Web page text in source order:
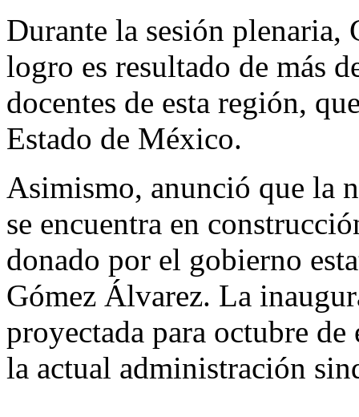
Durante la sesión plenaria,
logro es resultado de más
docentes de esta región,
Estado de México.
Asimismo, anunció que la
se encuentra en
donado por el gobierno
Gómez Álvarez. La
proyectada para octubre de
la actual administración